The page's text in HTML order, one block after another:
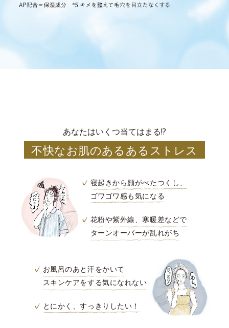
あなたはいくつ当てはまる!?
不快なお肌のあるあるストレス
寝起きから顔がべたつくし、
ゴワゴワ感も気になる
花粉や紫外線、寒暖差などで
ターンオーバーが乱れがち
お風呂のあと汗をかいて
スキンケアをする気になれない
とにかく、すっきりしたい！